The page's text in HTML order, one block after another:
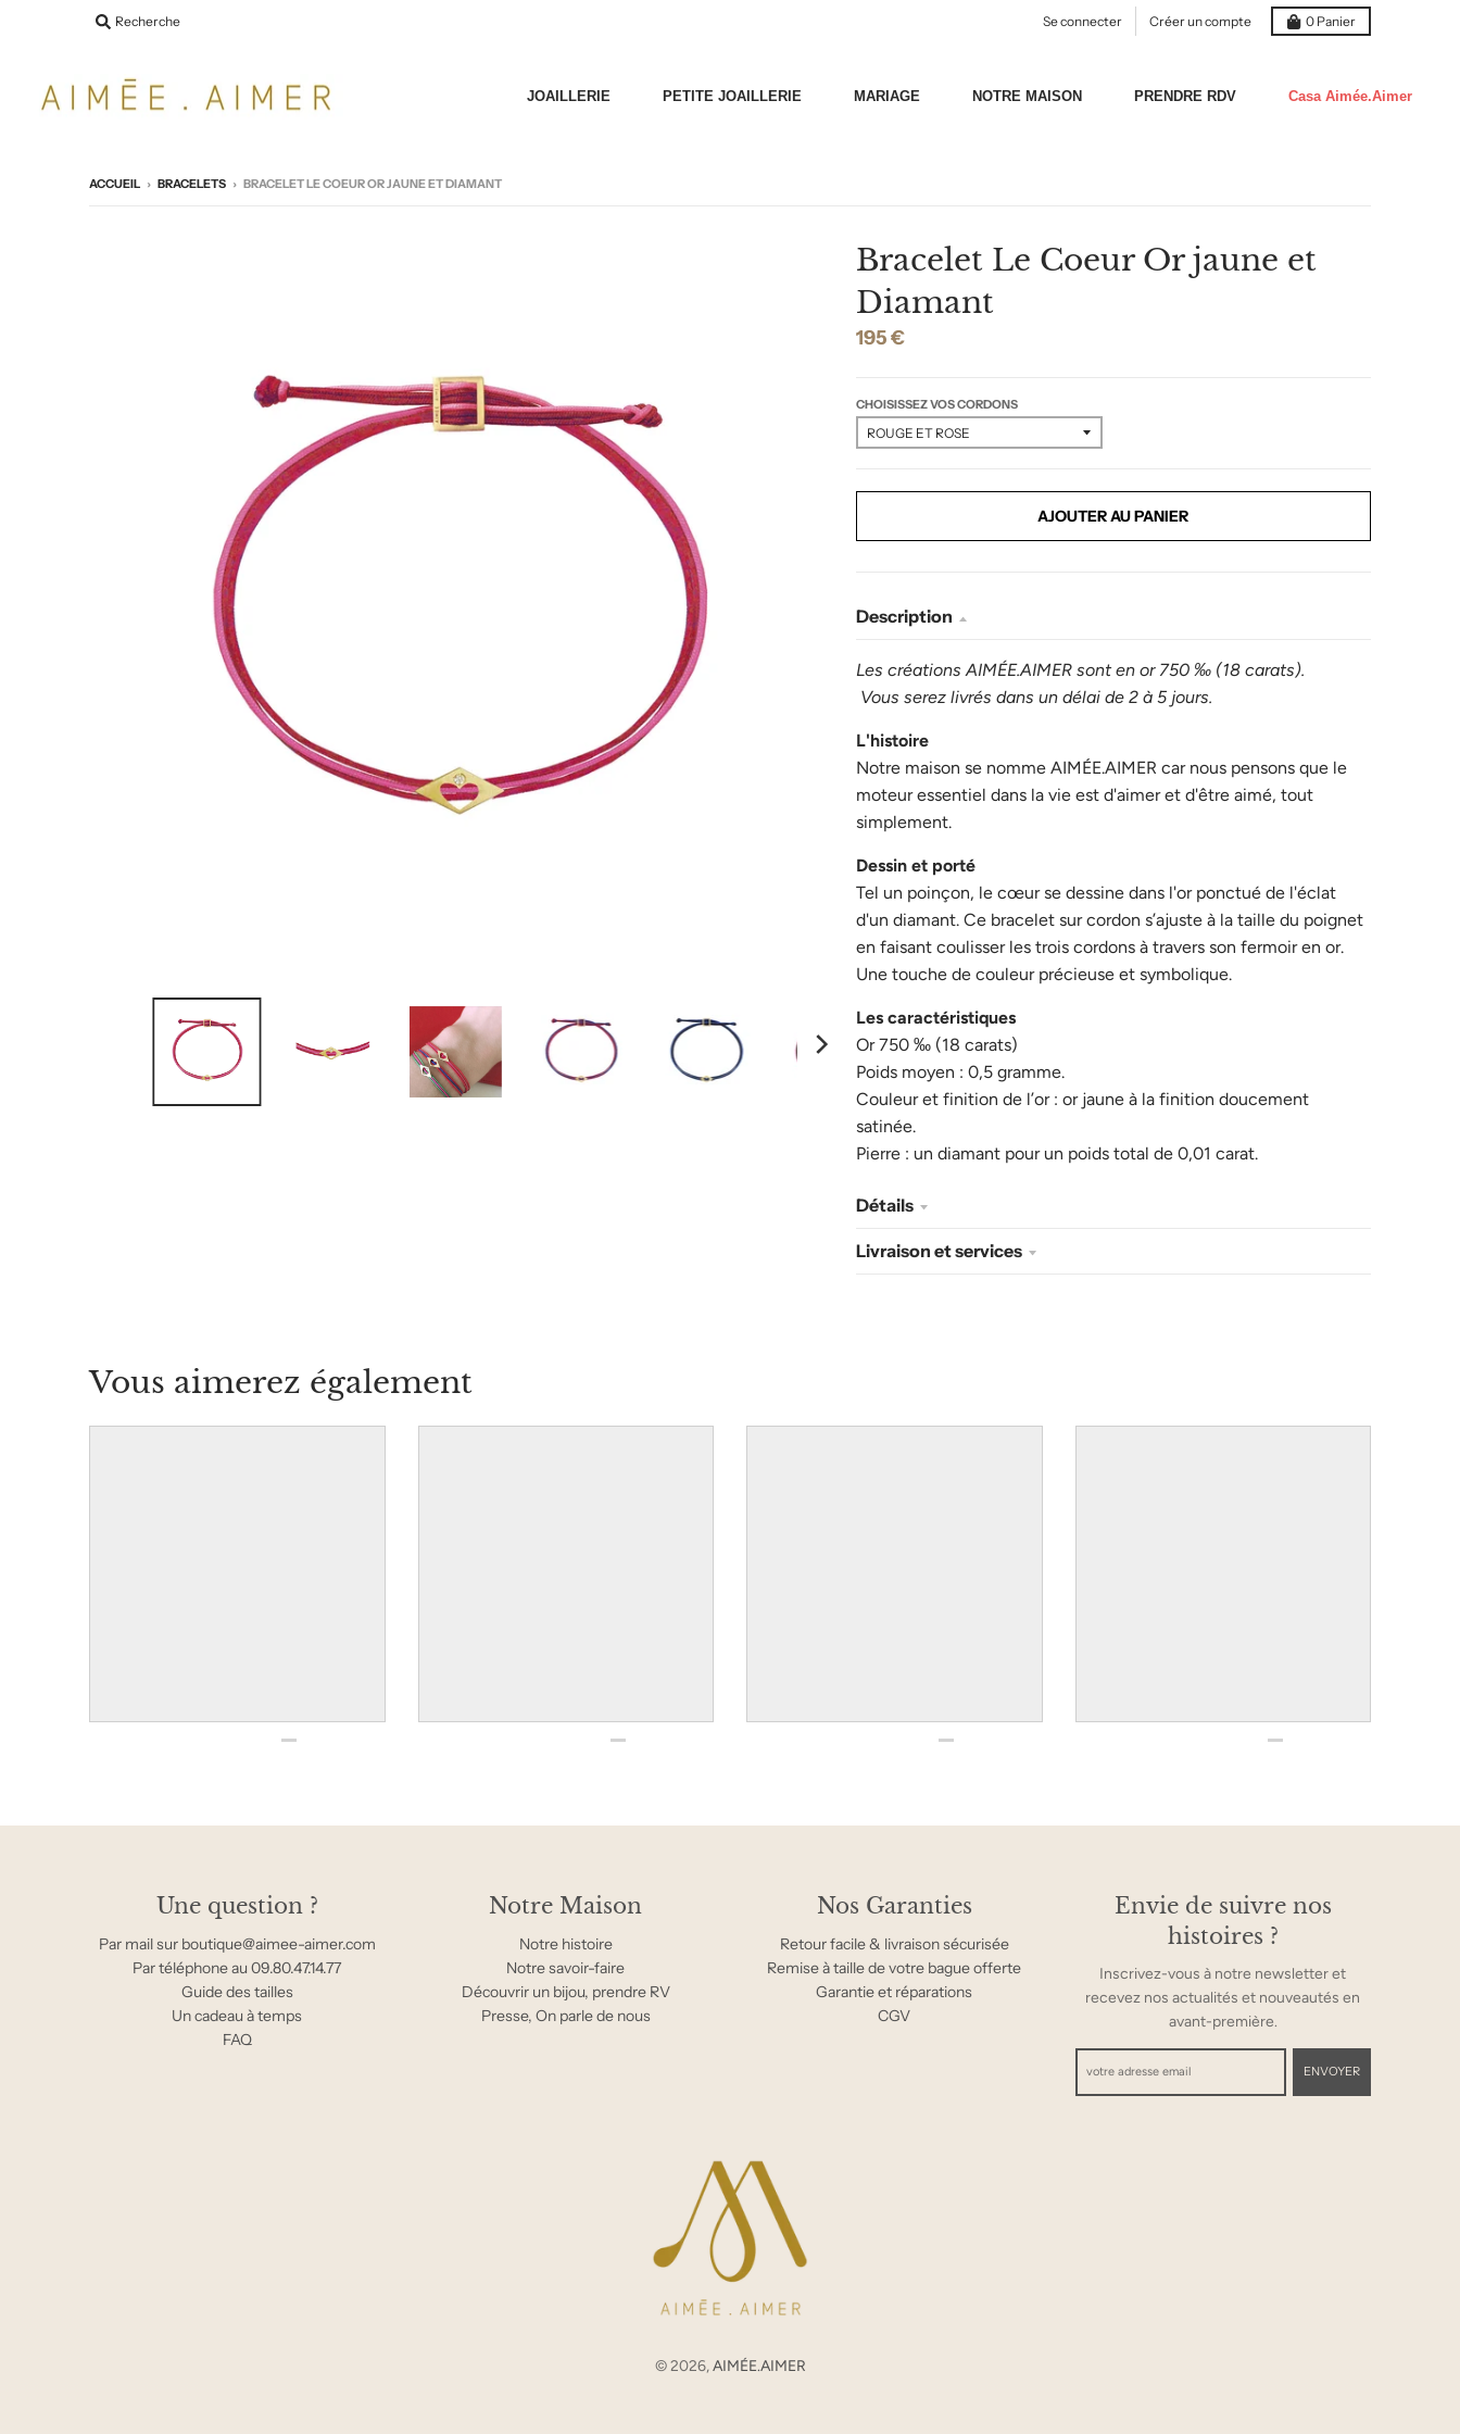
Recherche Se connecter Créer un compte 0 Panier
JOAILLERIE PETITE JOAILLERIE MARIAGE NOTRE MAISON PRENDRE RDV Casa Aimée.Aimer
ACCUEIL › BRACELETS › BRACELET LE COEUR OR JAUNE ET DIAMANT
Bracelet Le Coeur Or jaune et
Diamant
195 €
CHOISISSEZ VOS CORDONS
AJOUTER AU PANIER
Description
Les créationsAIMÉE.AIMERsont en or 750 ‰ (18 carats).
Vous serez livrés dans un délai de 2 à 5 jours.
L'histoire
Notre maison se nomme AIMÉE.AIMER car nous pensons que le
moteur essentiel dans la vie est d'aimer et d'être aimé, tout
simplement.
Dessin et porté
Tel un poinçon, le cœur se dessine dans l'or ponctué de l'éclat
d'un diamant. Ce bracelet sur cordon s’ajuste à la taille du poignet
en faisant coulisser les trois cordons à travers son fermoir en or.
Une touche de couleur précieuse et symbolique.
Les caractéristiques
Or 750 ‰ (18 carats)
Poids moyen : 0,5 gramme.
Couleur et finition de l’or : or jaune à la finition doucement
satinée.
Pierre : un diamant pour un poids total de 0,01 carat.
Détails
Livraison et services
Vous aimerez également
Une question ?
Par mail sur boutique@aimee-aimer.com
Par téléphone au 09.80.47.14.77
Guide des tailles
Un cadeau à temps
FAQ
Notre Maison
Notre histoire
Notre savoir-faire
Découvrir un bijou, prendre RV
Presse, On parle de nous
Nos Garanties
Retour facile & livraison sécurisée
Remise à taille de votre bague offerte
Garantie et réparations
CGV
Envie de suivre nos
histoires ?
Inscrivez-vous à notre newsletter et
recevez nos actualités et nouveautés en
avant-première.
ENVOYER
© 2026,AIMÉE.AIMER